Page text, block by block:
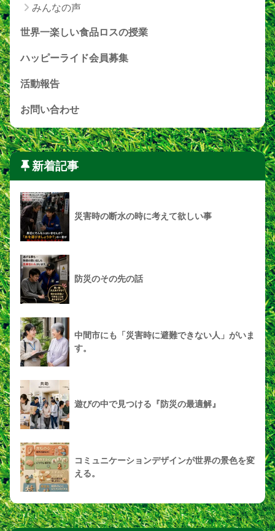
みんなの声
世界一楽しい食品ロスの授業
ハッピーライド会員募集
活動報告
お問い合わせ
新着記事
災害時の断水の時に考えて欲しい事
防災のその先の話
中間市にも「災害時に避難できない人」がいま
す。
遊びの中で見つける『防災の最適解』
コミュニケーションデザインが世界の景色を変
える。